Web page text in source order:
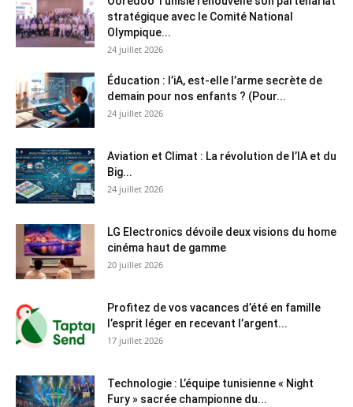
stratégique avec le Comité National
Olympique...
24 juillet 2026
Éducation : l’iA, est-elle l’arme secrète de
demain pour nos enfants ? (Pour...
24 juillet 2026
Aviation et Climat : La révolution de l’IA et du
Big...
24 juillet 2026
LG Electronics dévoile deux visions du home
cinéma haut de gamme
20 juillet 2026
Profitez de vos vacances d’été en famille
l’esprit léger en recevant l’argent...
17 juillet 2026
Technologie : L’équipe tunisienne « Night
Fury » sacrée championne du...